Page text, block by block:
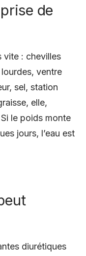
de
vite : chevilles
ventre
sel, station
elle,
le poids monte
jours, l’eau est
diurétiques